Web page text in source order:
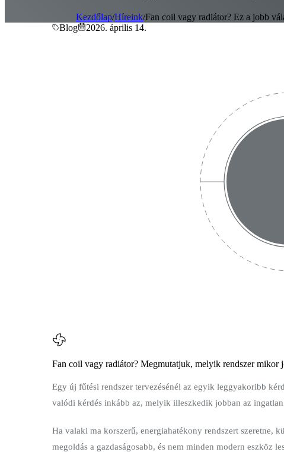
Kezdőlap/Híreink/Fan coil vagy radiátor? Ez a jobb
Blog
2026. április 14.
Fan coil vagy radiátor? Megmutatjuk, melyik rendszer mikor
Egy új fűtési rendszer tervezésénél az egyik leggyakoribb
valódi kérdés inkább az, melyik illeszkedik jobban az
Ha valaki ma korszerű, energiahatékony rendszert szeretne,
megoldás a gazdaságosabb, és nem minden modern eszköz